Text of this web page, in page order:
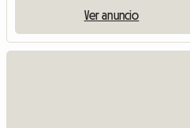
Ver anuncio